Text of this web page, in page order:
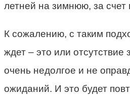
летней на зимнюю, за
К сожалению, с таким
ждет – это или отсутствие
очень недолгое и не
ожиданий. И это будет